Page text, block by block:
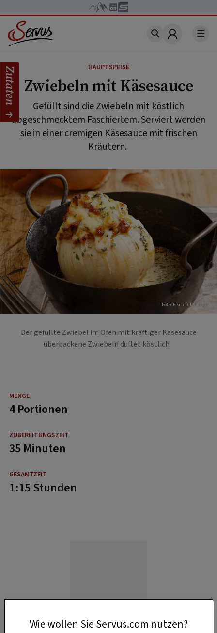
Account
HAUPTSPEISE
Zwiebeln mit Käsesauce
Gefüllt sind die Zwiebeln mit köstlich
abgeschmecktem Faschiertem. Serviert werden
sie in einer cremigen Käsesauce mit frischen
Kräutern.
Foto: Eisenhut & Mayer
Der gefüllte Zwiebel im Ofen mit kräftiger Käsesauce
überbackene Zwiebeln duftet köstlich.
4 Portionen
35 Minuten
1:15 Stunden
Zutaten
Wie wollen Sie Servus.com nutzen?